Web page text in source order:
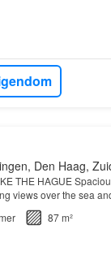
Den Haag,
THE HAGUE
views over the sea
87 m²